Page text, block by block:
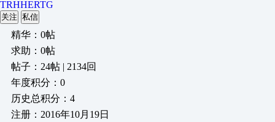
TRHHERTG
关注 私信
精华：0帖
求助：0帖
帖子：24帖 | 2134回
年度积分：0
历史总积分：4
注册：2016年10月19日